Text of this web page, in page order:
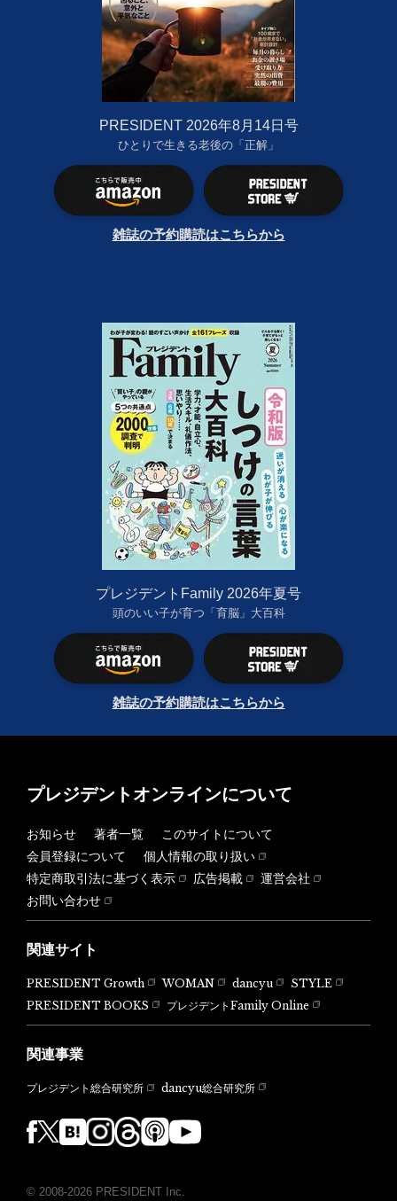
PRESIDENT 2026年8月14日号
ひとりで生きる老後の「正解」
雑誌の予約購読はこちらから
プレジデントFamily 2026年夏号
頭のいい子が育つ「育脳」大百科
雑誌の予約購読はこちらから
プレジデントオンラインについて
お知らせ 著者一覧
このサイトについて
会員登録について
個人情報の取り扱い
特定商取引法に基づく表示
広告掲載
運営会社
お問い合わせ
関連サイト
PRESIDENT Growth WOMAN dancyu
STYLE
PRESIDENT BOOKS
プレジデントFamily Online
関連事業
プレジデント総合研究所 dancyu総合研究所
© 2008-2026 PRESIDENT Inc.